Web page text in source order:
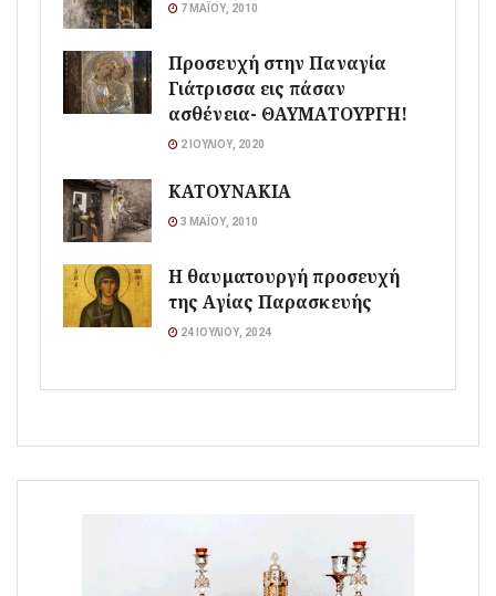
7 ΜΑΪ́ΟΥ, 2010
Προσευχή στην Παναγία
Γιάτρισσα εις πάσαν
ασθένεια- ΘΑΥΜΑΤΟΥΡΓΗ!
2 ΙΟΥΛΊΟΥ, 2020
ΚΑΤΟΥΝΑΚΙΑ
3 ΜΑΪ́ΟΥ, 2010
Η θαυματουργή προσευχή
της Αγίας Παρασκευής
24 ΙΟΥΛΊΟΥ, 2024